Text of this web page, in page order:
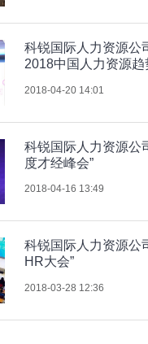
科锐国际人力资源公
2018中国人力资源趋
2018-04-20 14:01
科锐国际人力资源公
度才经峰会”
2018-04-16 13:49
科锐国际人力资源公
HR大会”
2018-03-28 12:36